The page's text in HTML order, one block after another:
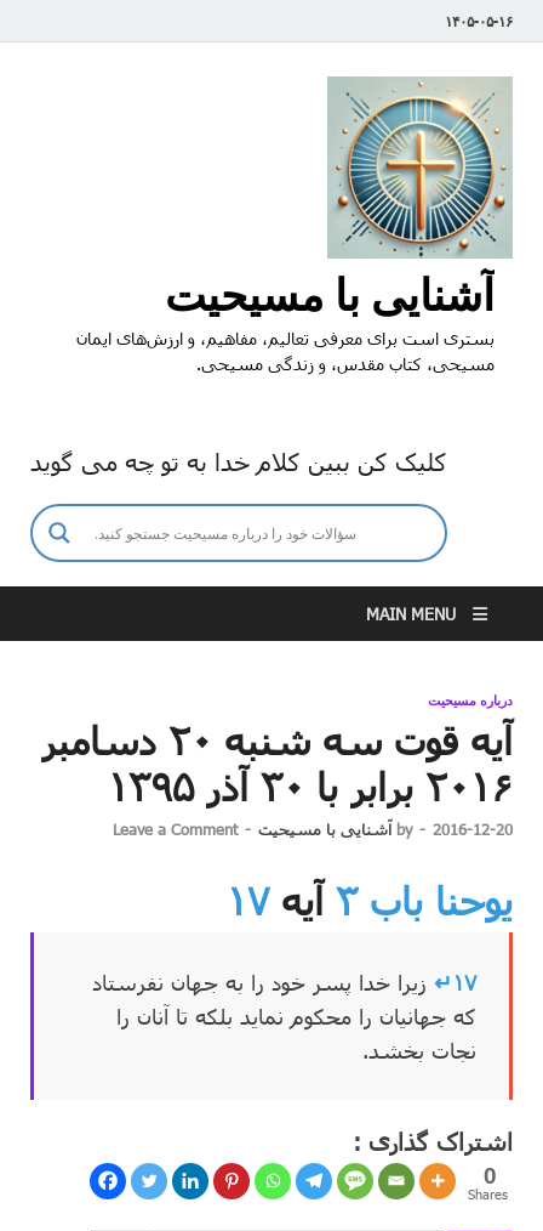
۱۴۰۵-۰۵-۱۶
آشنایی با مسیحیت
بستری است برای معرفی تعالیم، مفاهیم، و ارزش‌های ایمان
مسیحی، کتاب مقدس، و زندگی مسیحی.
کلیک کن ببین کلام خدا به تو چه می گوید
MAIN MENU
درباره مسیحیت
آیه قوت سه شنبه ۲۰ دسامبر
۲۰۱۶ برابر با ۳۰ آذر ۱۳۹۵
2016-12-20
-
by آشنایی با مسیحیت -
Leave a Comment
یوحنا باب ۳ آیه۱۷
۱۷↵
زیرا خدا پسر خود را به جهان نفرستاد
که جهانیان را محکوم نماید بلکه تا آنان را
نجات بخشد.
اشتراک گذاری :
0
Shares